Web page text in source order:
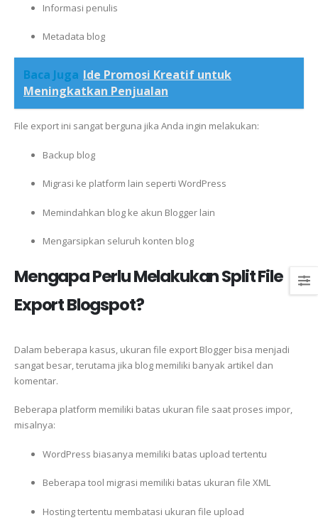
Informasi penulis
Metadata blog
Baca Juga Ide Promosi Kreatif untuk
Meningkatkan Penjualan
File export ini sangat berguna jika Anda ingin melakukan:
Backup blog
Migrasi ke platform lain seperti WordPress
Memindahkan blog ke akun Blogger lain
Mengarsipkan seluruh konten blog
Mengapa Perlu Melakukan Split File
Export Blogspot?
Dalam beberapa kasus, ukuran file export Blogger bisa menjadi
sangat besar, terutama jika blog memiliki banyak artikel dan
komentar.
Beberapa platform memiliki batas ukuran file saat proses impor,
misalnya:
WordPress biasanya memiliki batas upload tertentu
Beberapa tool migrasi memiliki batas ukuran file XML
Hosting tertentu membatasi ukuran file upload